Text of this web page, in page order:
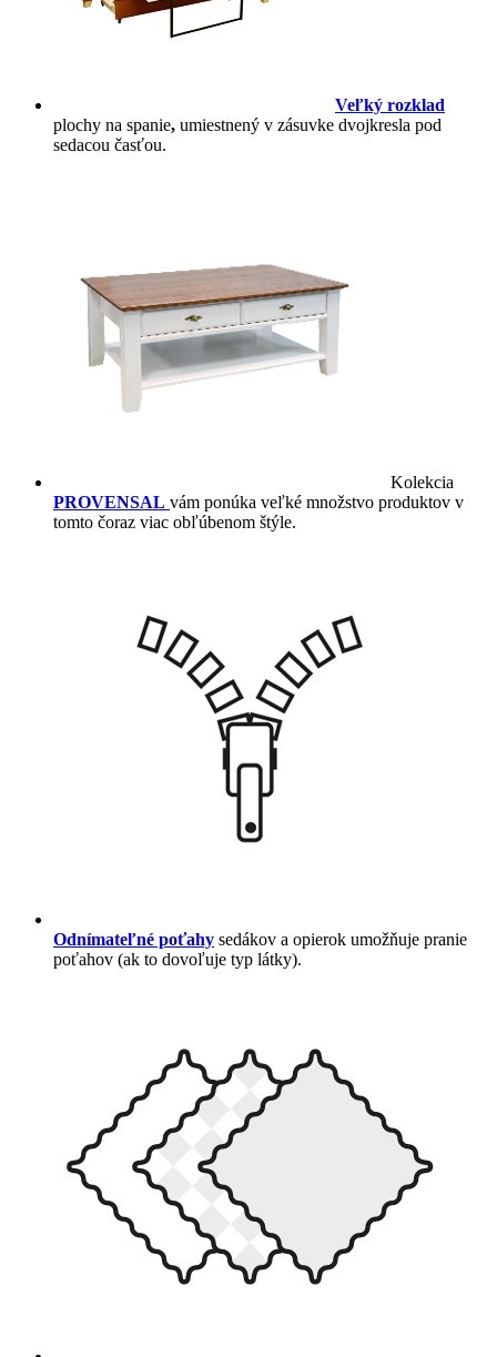
Veľký rozklad
plochy na spanie, umiestnený v zásuvke dvojkresla pod
sedacou časťou.
Kolekcia
PROVENSAL vám ponúka veľké množstvo produktov v
tomto čoraz viac obľúbenom štýle.
Odnímateľné poťahy sedákov a opierok umožňuje pranie
poťahov (ak to dovoľuje typ látky).